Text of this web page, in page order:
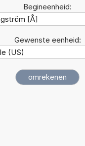
Begineenheid:
Gewenste eenheid: